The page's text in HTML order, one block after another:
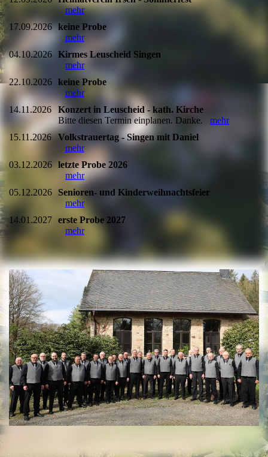
mehr
17.09.2026 keine Probe
mehr
04.10.2026 Kirmes Leuscheid Singen
mehr
22.10.2026 keine Probe
mehr
14.11.2026
Konzert in Leuscheid - kath. Kirche
Bitte diesen Termin einplanen. Danke. mehr
15.11.2026
Volkstrauertag - Singen mit Daniel
mehr
03.12.2026 letzte Probe 2026
mehr
05.12.2026 Senioren- und Kinderweihnachtsfeier
mehr
14.01.2027 erste Probe 2027
mehr